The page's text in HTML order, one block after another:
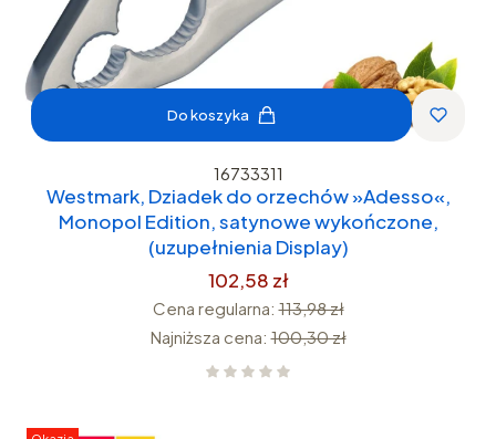
Do koszyka
16733311
Westmark, Dziadek do orzechów »Adesso«,
Monopol Edition, satynowe wykończone,
(uzupełnienia Display)
102,58 zł
Cena regularna: 113,98 zł
Najniższa cena: 100,30 zł